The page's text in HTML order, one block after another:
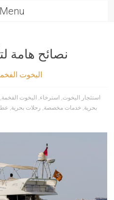
Menu
نصائح هامة
اليخوت
استئجار اليخوت, استرخاء, اليخوت الفخمة,
بحرية, خدمات مخصصة, رحلات بحرية,